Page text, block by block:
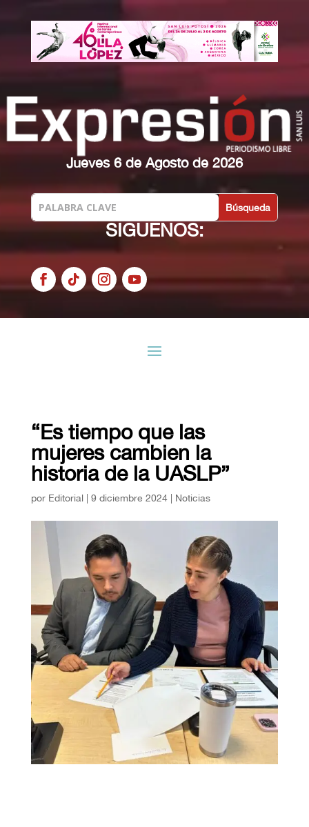
Jueves 6 de Agosto de 2026
SIGUENOS:
“Es tiempo que las
mujeres cambien la
historia de la UASLP”
por Editorial| 9 diciembre 2024| Noticias